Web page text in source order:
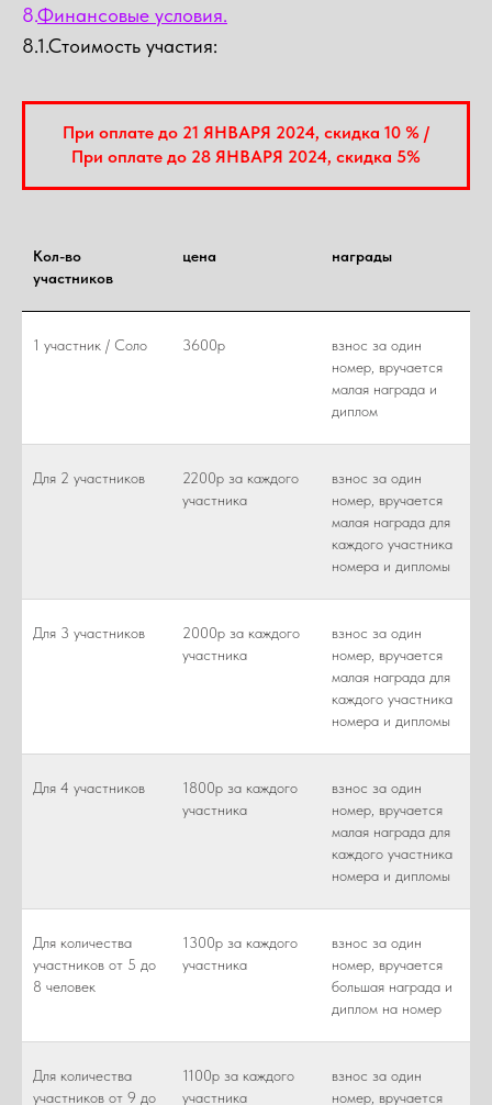
8.Финансовые условия.
8.1.Стоимость участия:
При оплате до 21 ЯНВАРЯ 2024, скидка 10 % /
При оплате до 28 ЯНВАРЯ 2024, скидка 5%
Кол-во
участников
цена награды
1 участник / Соло 3600р
взнос за один
номер, вручается
малая награда и
диплом
Для 2 участников
2200р за каждого
участника
взнос за один
номер, вручается
малая награда для
каждого участника
номера и дипломы
Для 3 участников
2000р за каждого
участника
взнос за один
номер, вручается
малая награда для
каждого участника
номера и дипломы
Для 4 участников
1800р за каждого
участника
взнос за один
номер, вручается
малая награда для
каждого участника
номера и дипломы
Для количества
участников от 5 до
8 человек
1300р за каждого
участника
взнос за один
номер, вручается
большая награда и
диплом на номер
Для количества
участников от 9 до
1100р за каждого
участника
взнос за один
номер, вручается